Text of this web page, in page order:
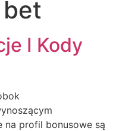
I Kody
na profil bonusowe są